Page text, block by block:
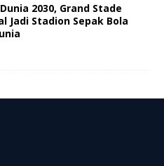
2030, Grand Stade
Jadi Stadion Sepak Bola